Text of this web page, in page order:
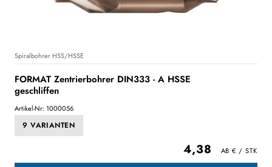
Spiralbohrer HSS/HSSE
FORMAT Zentrierbohrer DIN333 - A HSSE
geschliffen
Artikel-Nr: 1000056
9 VARIANTEN
4,38